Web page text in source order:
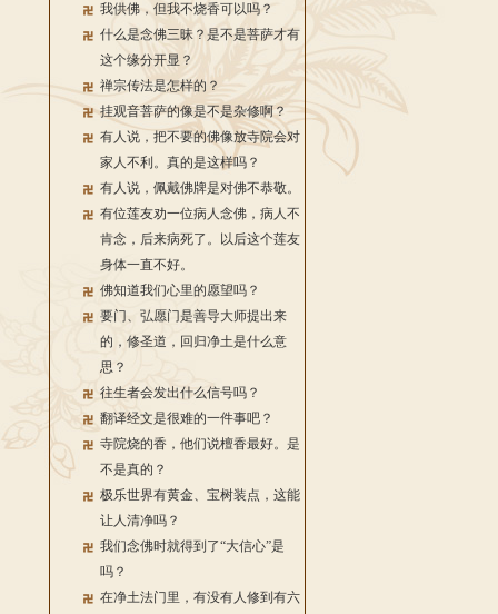
我供佛，但我不烧香可以吗？
什么是念佛三昧？是不是菩萨才有
这个缘分开显？
禅宗传法是怎样的？
挂观音菩萨的像是不是杂修啊？
有人说，把不要的佛像放寺院会对
家人不利。真的是这样吗？
有人说，佩戴佛牌是对佛不恭敬。
有位莲友劝一位病人念佛，病人不
肯念，后来病死了。以后这个莲友
身体一直不好。
佛知道我们心里的愿望吗？
要门、弘愿门是善导大师提出来
的，修圣道，回归净土是什么意
思？
往生者会发出什么信号吗？
翻译经文是很难的一件事吧？
寺院烧的香，他们说檀香最好。是
不是真的？
极乐世界有黄金、宝树装点，这能
让人清净吗？
我们念佛时就得到了“大信心”是
吗？
在净土法门里，有没有人修到有六